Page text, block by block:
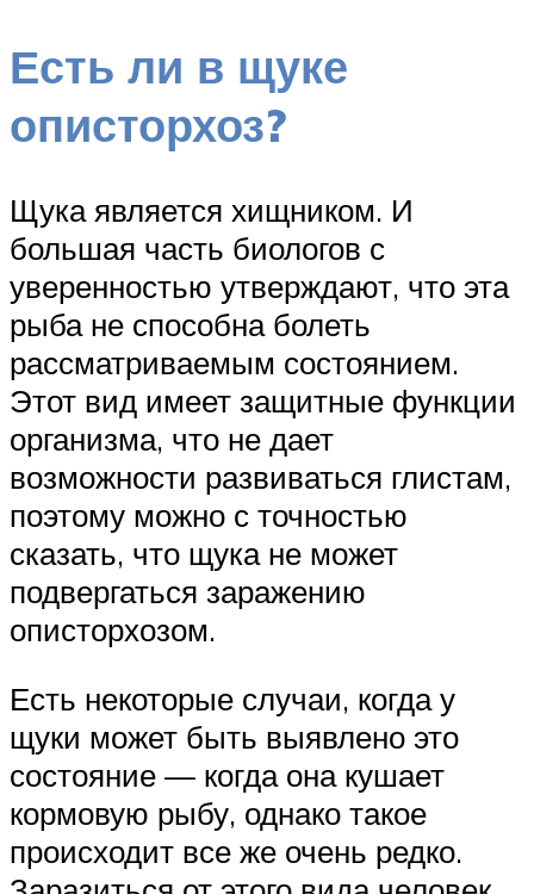
Есть ли в щуке
описторхоз?
Щука является хищником. И
большая часть биологов с
уверенностью утверждают, что эта
рыба не способна болеть
рассматриваемым состоянием.
Этот вид имеет защитные функции
организма, что не дает
возможности развиваться глистам,
поэтому можно с точностью
сказать, что щука не может
подвергаться заражению
описторхозом.
Есть некоторые случаи, когда у
щуки может быть выявлено это
состояние — когда она кушает
кормовую рыбу, однако такое
происходит все же очень редко.